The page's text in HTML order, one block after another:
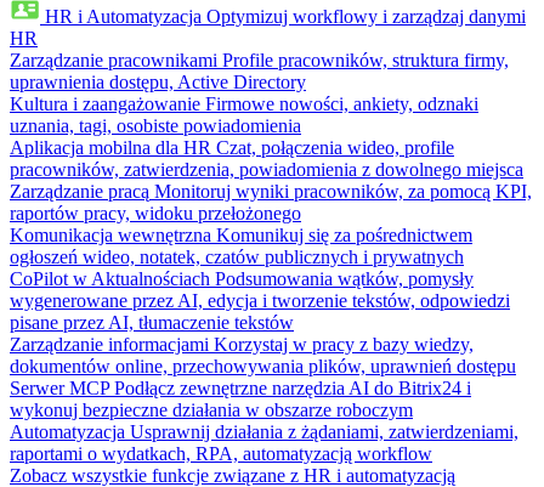
HR i Automatyzacja Optymizuj workflowy i zarządzaj danymi
HR
Zarządzanie pracownikami Profile pracowników, struktura firmy,
uprawnienia dostępu, Active Directory
Kultura i zaangażowanie Firmowe nowości, ankiety, odznaki
uznania, tagi, osobiste powiadomienia
Aplikacja mobilna dla HR Czat, połączenia wideo, profile
pracowników, zatwierdzenia, powiadomienia z dowolnego miejsca
Zarządzanie pracą Monitoruj wyniki pracowników, za pomocą KPI,
raportów pracy, widoku przełożonego
Komunikacja wewnętrzna Komunikuj się za pośrednictwem
ogłoszeń wideo, notatek, czatów publicznych i prywatnych
CoPilot w Aktualnościach Podsumowania wątków, pomysły
wygenerowane przez AI, edycja i tworzenie tekstów, odpowiedzi
pisane przez AI, tłumaczenie tekstów
Zarządzanie informacjami Korzystaj w pracy z bazy wiedzy,
dokumentów online, przechowywania plików, uprawnień dostępu
Serwer MCP Podłącz zewnętrzne narzędzia AI do Bitrix24 i
wykonuj bezpieczne działania w obszarze roboczym
Automatyzacja Usprawnij działania z żądaniami, zatwierdzeniami,
raportami o wydatkach, RPA, automatyzacją workflow
Zobacz wszystkie funkcje związane z HR i automatyzacją